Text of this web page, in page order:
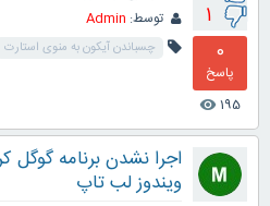
1
0
پاسخ
195
visibility
توسط: Admin
چسباندن آیکون به منوی استارت
اجرا نشدن برنامه
ویندوز لب تاپ